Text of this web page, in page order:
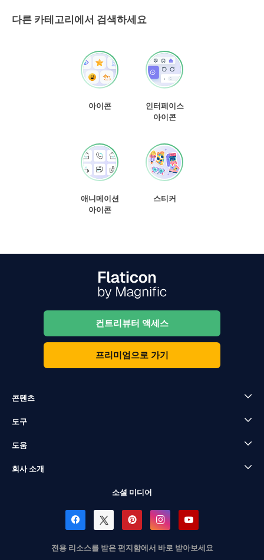
다른 카테고리에서 검색하세요
아이콘
인터페이스
아이콘
애니메이션
아이콘
스티커
컨트리뷰터 액세스
프리미엄으로 가기
콘텐츠
도구
도움
회사 소개
소셜 미디어
전용 리소스를 받은 편지함에서 바로 받아보세요